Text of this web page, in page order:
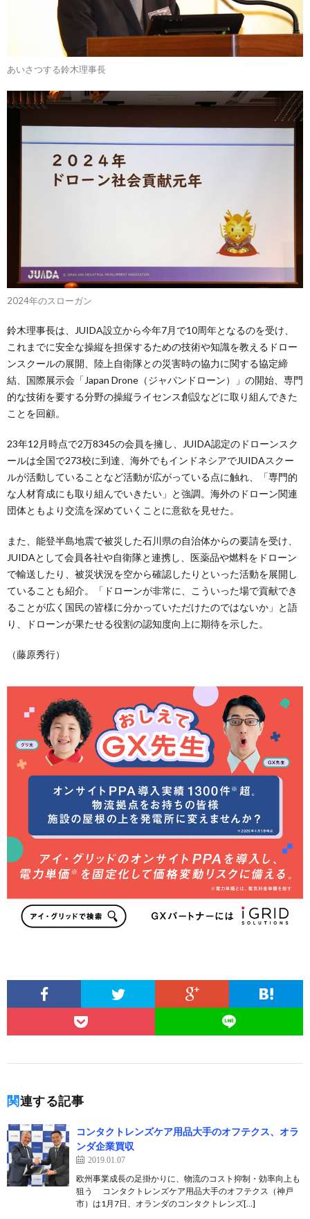
あいさつする鈴木理事長
2024年のスローガン
鈴木理事長は、JUIDA設立から今年7月で10周年となるのを受け、
これまでに安全な操縦を担保するための技術や知識を教えるドロー
ンスクールの展開、陸上自衛隊との災害時の協力に関する協定締
結、国際展示会「Japan Drone（ジャパンドローン）」の開始、専門
的な技術を要する分野の操縦ライセンス創設などに取り組んできた
ことを回顧。
23年12月時点で2万8345の会員を擁し、JUIDA認定のドローンスク
ールは全国で273校に到達、海外でもインドネシアでJUIDAスクー
ルが活動していることなど活動が広がっている点に触れ、「専門的
な人材育成にも取り組んでいきたい」と強調。海外のドローン関連
団体ともより交流を深めていくことに意欲を見せた。
また、能登半島地震で被災した石川県の自治体からの要請を受け、
JUIDAとして会員各社や自衛隊と連携し、医薬品や燃料をドローン
で輸送したり、被災状況を空から確認したりといった活動を展開し
ていることも紹介。「ドローンが非常に、こういった場で貢献でき
ることが広く国民の皆様に分かっていただけたのではないか」と語
り、ドローンが果たせる役割の認知度向上に期待を示した。
（藤原秀行）
関連する記事
コンタクトレンズケア用品大手のオフテクス、オラ
ンダ企業買収
2019.01.07
欧州事業成長の足掛かりに、物流のコスト抑制・効率向上も
狙う コンタクトレンズケア用品大手のオフテクス（神戸
市）は1月7日、オランダのコンタクトレンズ[…]